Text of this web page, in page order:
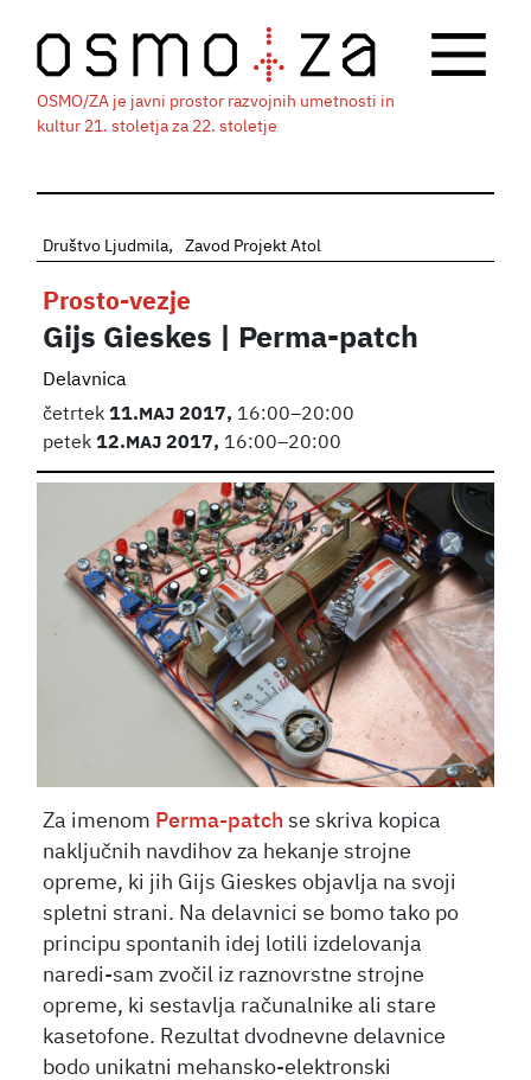
OSMO/ZA je javni prostor razvojnih umetnosti in
kultur 21. stoletja za 22. stoletje
Društvo Ljudmila Zavod Projekt Atol
Prosto-vezje
Gijs Gieskes | Perma-patch
Delavnica
četrtek11. MAJ2017, 16:00–20:00
petek12. MAJ2017, 16:00–20:00
Za imenom Perma-patch se skriva kopica
naključnih navdihov za hekanje strojne
opreme, ki jih Gijs Gieskes objavlja na svoji
spletni strani. Na delavnici se bomo tako po
principu spontanih idej lotili izdelovanja
naredi-sam zvočil iz raznovrstne strojne
opreme, ki sestavlja računalnike ali stare
kasetofone. Rezultat dvodnevne delavnice
bodo unikatni mehansko-elektronski